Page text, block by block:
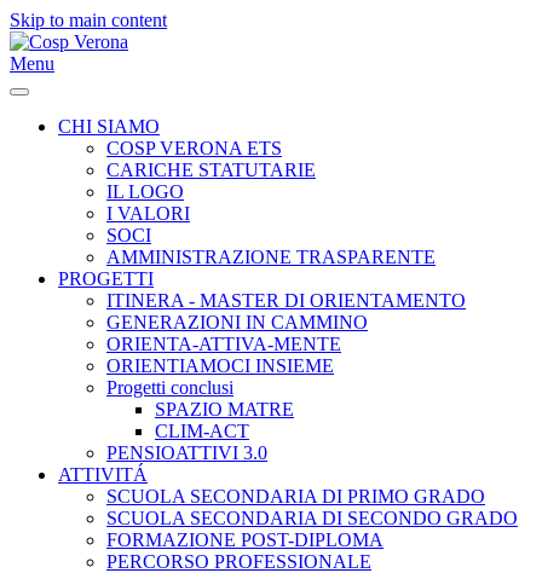
Skip to main content
Menu
CHI SIAMO
COSP VERONA ETS
CARICHE STATUTARIE
IL LOGO
I VALORI
SOCI
AMMINISTRAZIONE TRASPARENTE
PROGETTI
ITINERA - MASTER DI ORIENTAMENTO
GENERAZIONI IN CAMMINO
ORIENTA-ATTIVA-MENTE
ORIENTIAMOCI INSIEME
Progetti conclusi
SPAZIO MATRE
CLIM-ACT
PENSIOATTIVI 3.0
ATTIVITÁ
SCUOLA SECONDARIA DI PRIMO GRADO
SCUOLA SECONDARIA DI SECONDO GRADO
FORMAZIONE POST-DIPLOMA
PERCORSO PROFESSIONALE